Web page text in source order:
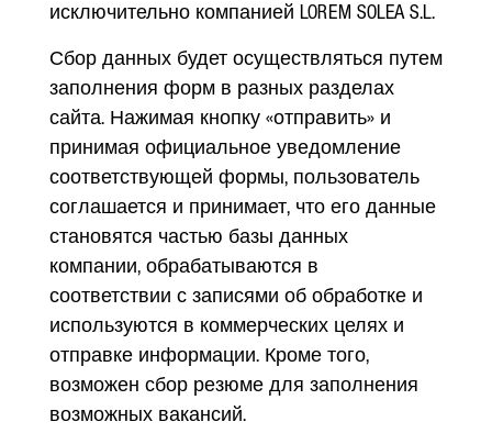
исключительно компанией LOREM SOLEA S.L.
Сбор данных будет осуществляться путем
заполнения форм в разных разделах
сайта. Нажимая кнопку «отправить» и
принимая официальное уведомление
соответствующей формы, пользователь
соглашается и принимает, что его данные
становятся частью базы данных
компании, обрабатываются в
соответствии с записями об обработке и
используются в коммерческих целях и
отправке информации. Кроме того,
возможен сбор резюме для заполнения
возможных вакансий.